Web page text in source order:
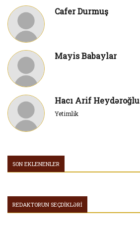
Cafer Durmuş
Mayis Babaylar
Hacı Arif Heydəroğlu
Yetimlik
SON EKLENENLER
REDAKTORUN SEÇDİKLƏRİ